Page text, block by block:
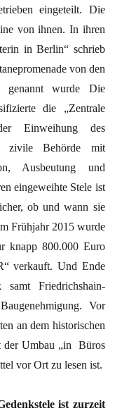
eingeteilt. Die
von ihnen. In ihren
in Berlin“ schrieb
von den
genannt wurde Die
die „Zentrale
Einweihung des
zivile Behörde mit
Ausbeutung und
eingeweihte Stele ist
ob und wann sie
Frühjahr 2015 wurde
knapp 800.000 Euro
verkauft. Und Ende
Friedrichshain-
Vor
an dem historischen
der Umbau „in Büros
vor Ort zu lesen ist.
ist zurzeit